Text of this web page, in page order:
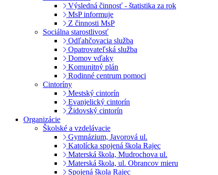
Výsledná činnosť - štatistika za rok
MsP informuje
Z činnosti MsP
Sociálna starostlivosť
Odľahčovacia služba
Opatrovateľská služba
Domov vďaky
Komunitný plán
Rodinné centrum pomoci
Cintoríny
Mestský cintorín
Evanjelický cintorín
Židovský cintorín
Organizácie
Školské a vzdelávacie
Gymnázium, Javorová ul.
Katolícka spojená škola Rajec
Materská škola, Mudrochova ul.
Materská škola, ul. Obrancov mieru
Spojená škola Rajec